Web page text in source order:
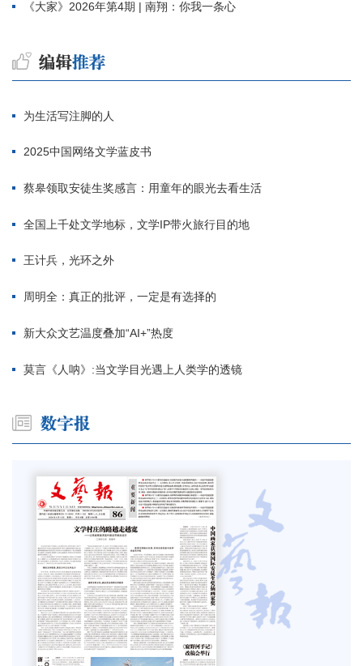
《大家》2026年第4期 | 南翔：你我一条心
为生活写注脚的人
2025中国网络文学蓝皮书
蔡皋领取安徒生奖感言：用童年的眼光去看生活
全国上千处文学地标，文学IP带火旅行目的地
王计兵，光环之外
周明全：真正的批评，一定是有选择的
新大众文艺温度叠加“AI+”热度
莫言《人呐》:当文学目光遇上人类学的透镜